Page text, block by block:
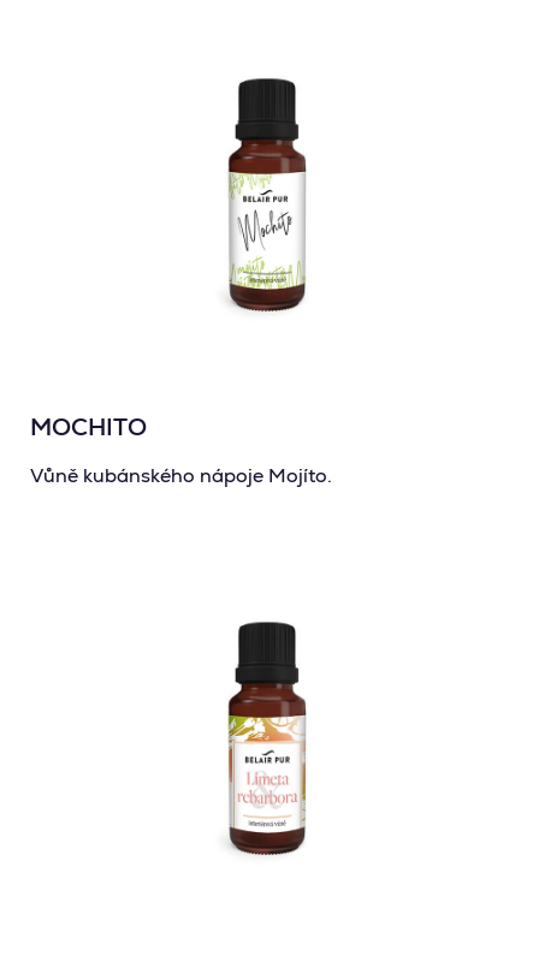
MOCHITO
Vůně kubánského nápoje Mojíto.